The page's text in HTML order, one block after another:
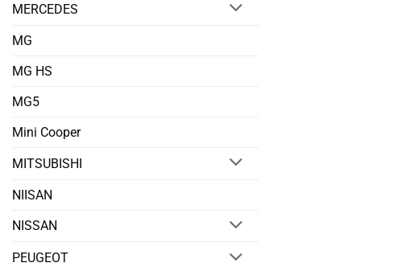
MERCEDES
MG
MG HS
MG5
Mini Cooper
MITSUBISHI
NIISAN
NISSAN
PEUGEOT